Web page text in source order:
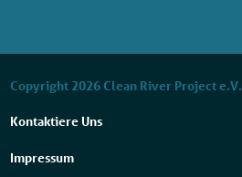
Copyright 2026 Clean River Project e.V.
Kontaktiere Uns
Impressum